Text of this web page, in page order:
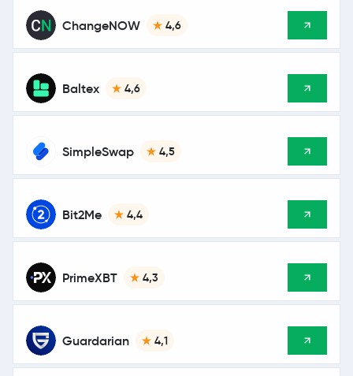
ChangeNOW 4,6
Baltex 4,6
SimpleSwap 4,5
Bit2Me 4,4
PrimeXBT 4,3
Guardarian 4,1